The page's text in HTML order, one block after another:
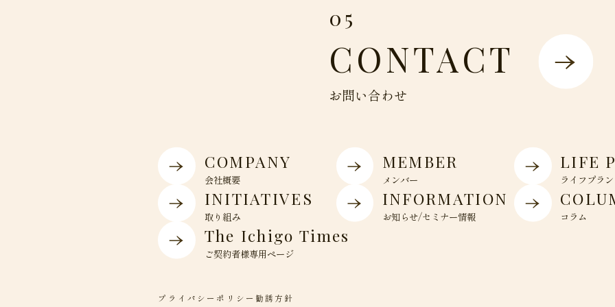
05
CONTACT
お問い合わせ
COMPANY
会社概要
MEMBER
メンバー
LIFE
ライフプラン
INITIATIVES
取り組み
INFORMATION
お知らせ/セミナー情報 コラム
The Ichigo Times
ご契約者様専用ページ
プライパシーポリシー 勧誘方針